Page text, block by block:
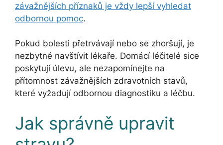
závažnějších příznaků je vždy lepší vyhledat
odbornou pomoc.
Pokud bolesti přetrvávají nebo se zhoršují, je
nezbytné navštívit lékaře. Domácí léčitelé sice
poskytují úlevu, ale nezapomínejte na
přítomnost závažnějších zdravotních stavů,
které vyžadují odbornou diagnostiku a léčbu.
Jak správně upravit